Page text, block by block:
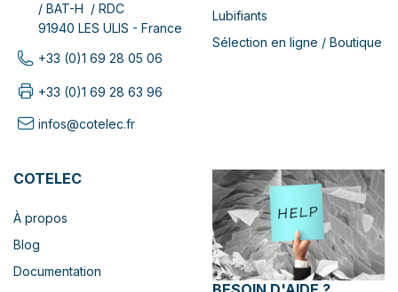
/ BAT-H / RDC
91940 LES ULIS - France
+33 (0)1 69 28 05 06
+33 (0)1 69 28 63 96
infos@cotelec.fr
Lubifiants
Sélection en ligne / Boutique
COTELEC
À propos
Blog
Documentation